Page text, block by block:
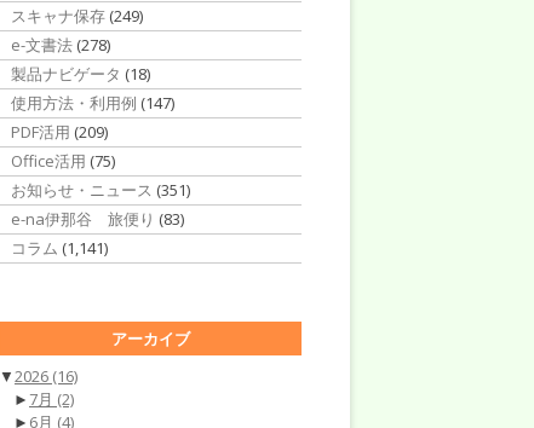
スキャナ保存 (249)
e-文書法 (278)
製品ナビゲータ (18)
使用方法・利用例 (147)
PDF活用 (209)
Office活用 (75)
お知らせ・ニュース (351)
e-na伊那谷 旅便り (83)
コラム (1,141)
アーカイブ
▼2026 (16)
► 7月 (2)
► 6月 (4)